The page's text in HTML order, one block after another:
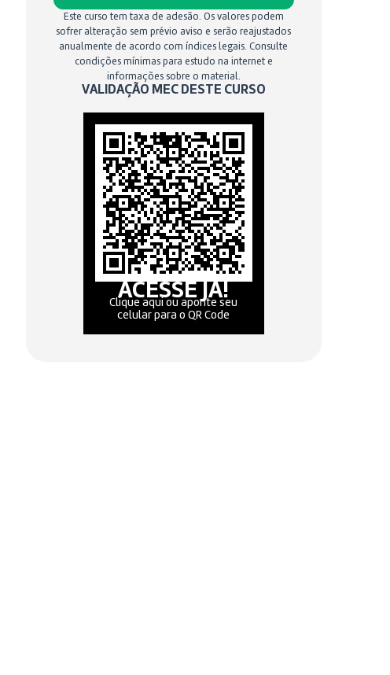
Este curso tem taxa de adesão. Os valores podem
sofrer alteração sem prévio aviso e serão reajustados
anualmente de acordo com índices legais. Consulte
condições mínimas para estudo na internet e
informações sobre o material.
VALIDAÇÃO MEC DESTE CURSO
ACESSE JÁ!
Clique aqui ou aponte seu
celular para o QR Code